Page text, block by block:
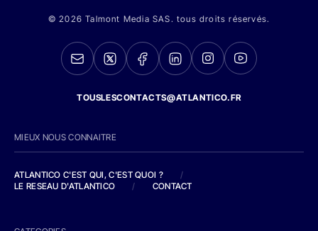
© 2026 Talmont Media SAS. tous droits réservés.
TOUSLESCONTACTS@ATLANTICO.FR
MIEUX NOUS CONNAITRE
ATLANTICO C'EST QUI, C'EST QUOI ?
/
LE RESEAU D'ATLANTICO
/ CONTACT